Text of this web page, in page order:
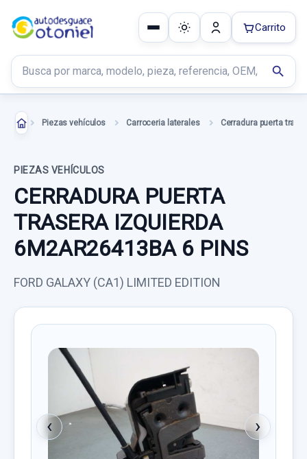
Buscar productos
search
Carrito
Piezas vehículos Carroceria laterales
PIEZAS VEHÍCULOS
CERRADURA PUERTA
TRASERA IZQUIERDA
6M2AR26413BA 6 PINS
FORD GALAXY (CA1) LIMITED EDITION
‹ ›